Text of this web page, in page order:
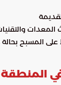
المسبح بحالة
المنطقة